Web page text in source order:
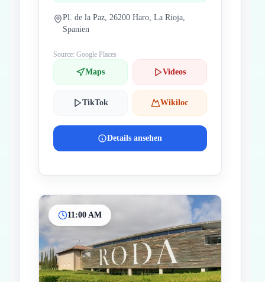
Pl. de la Paz, 26200 Haro, La Rioja,
Spanien
Source: Google Places
Maps Videos
TikTok Wikiloc
Details ansehen
11:00 AM